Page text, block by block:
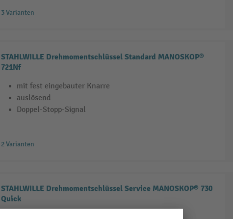
3 Varianten
STAHLWILLE Drehmomentschlüssel Standard MANOSKOP®
721Nf
mit fest eingebauter Knarre
auslösend
Doppel-Stopp-Signal
2 Varianten
STAHLWILLE Drehmomentschlüssel Service MANOSKOP® 730
Quick